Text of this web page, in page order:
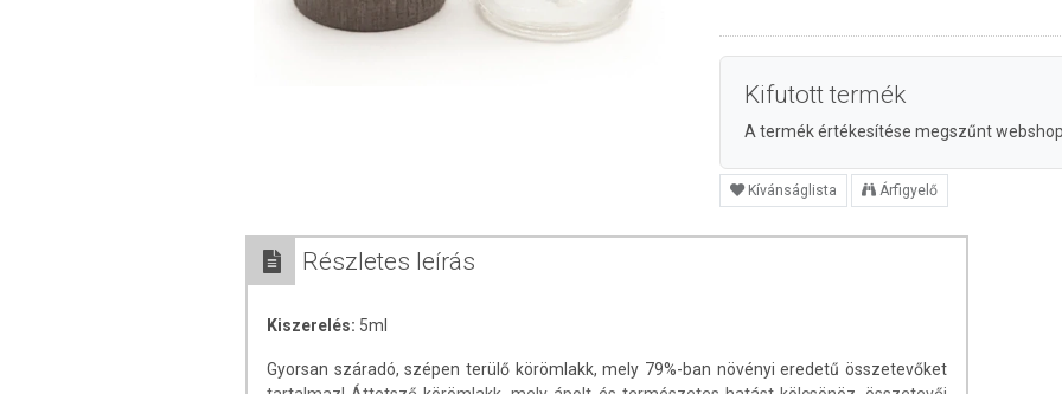
Kifutott termék
A termék értékesítése megszűnt
Kívánságlista Árfigyelő
Részletes leírás
Kiszerelés: 5ml
Gyorsan száradó, szépen terülő körömlakk, mely 79%-ban növényi eredetű összetevőket